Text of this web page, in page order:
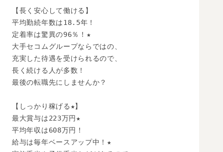
【長く安心して働ける】
平均勤続年数は18.5年！
定着率は驚異の96％！★
大手セコムグループならではの、
充実した待遇を受けられるので、
長く続ける人が多数！
最後の転職先にしませんか？
【しっかり稼げる★】
最大賞与は223万円★
平均年収は608万円！
給与は毎年ベースアップ中！★